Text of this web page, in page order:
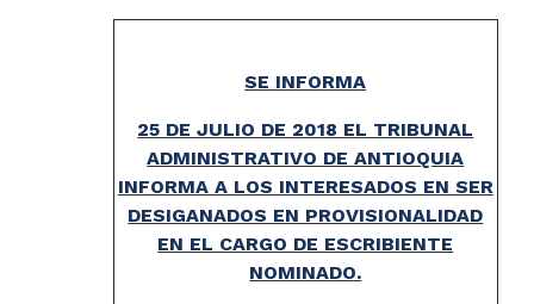
SE INFORMA
25 DE JULIO DE 2018 EL TRIBUNAL
ADMINISTRATIVO DE ANTIOQUIA
INFORMA A LOS INTERESADOS EN SER
DESIGANADOS EN PROVISIONALIDAD
EN EL CARGO DE ESCRIBIENTE
NOMINADO.